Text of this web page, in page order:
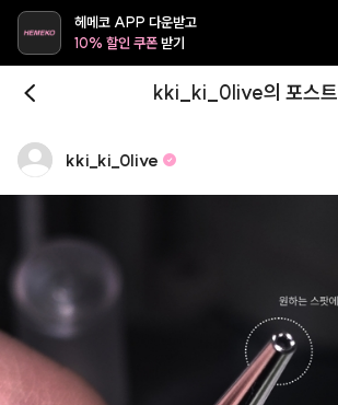
헤메코 APP 다운받고
10% 할인 쿠폰받기
kki_ki_0live의 포스트
kki ki 0live